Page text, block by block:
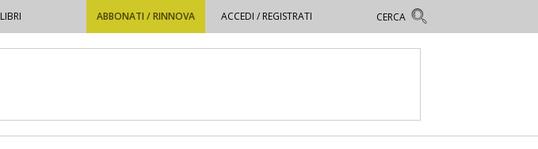
LIBRI ABBONATI / RINNOVA ACCEDI / REGISTRATI